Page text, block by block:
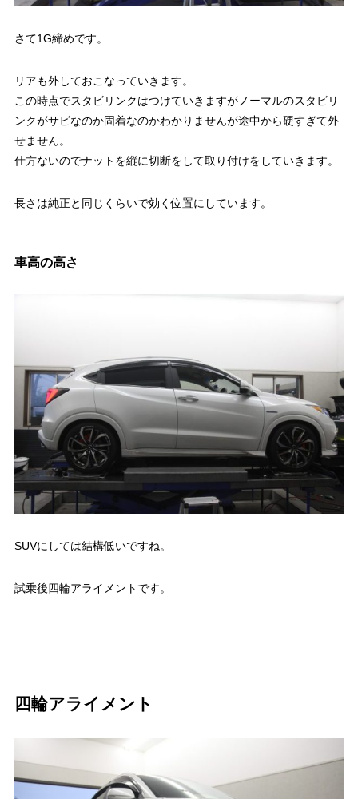
さて1G締めです。
リアも外しておこなっていきます。
この時点でスタビリンクはつけていきますがノーマルのスタビリ
ンクがサビなのか固着なのかわかりませんが途中から硬すぎて外
せません。
仕方ないのでナットを縦に切断をして取り付けをしていきます。
長さは純正と同じくらいで効く位置にしています。
車高の高さ
SUVにしては結構低いですね。
試乗後四輪アライメントです。
四輪アライメント